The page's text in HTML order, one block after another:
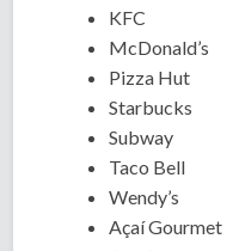
KFC
McDonald’s
Pizza Hut
Starbucks
Subway
Taco Bell
Wendy’s
Açaí Gourmet